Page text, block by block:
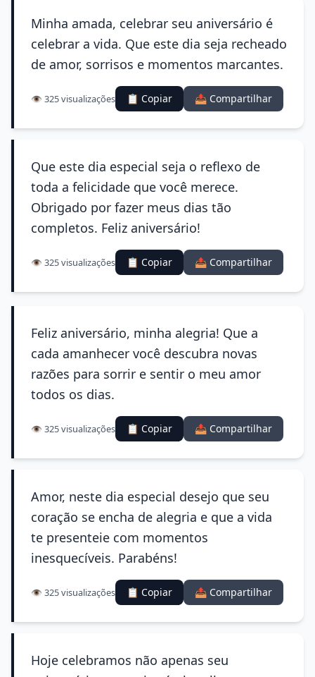
Minha amada, celebrar seu aniversário é
celebrar a vida. Que este dia seja recheado
de amor, sorrisos e momentos marcantes.
👁️ 325 visualizações 📋 Copiar 📤 Compartilhar
Que este dia especial seja o reflexo de
toda a felicidade que você merece.
Obrigado por fazer meus dias tão
completos. Feliz aniversário!
👁️ 325 visualizações 📋 Copiar 📤 Compartilhar
Feliz aniversário, minha alegria! Que a
cada amanhecer você descubra novas
razões para sorrir e sentir o meu amor
todos os dias.
👁️ 325 visualizações 📋 Copiar 📤 Compartilhar
Amor, neste dia especial desejo que seu
coração se encha de alegria e que a vida
te presenteie com momentos
inesquecíveis. Parabéns!
👁️ 325 visualizações 📋 Copiar 📤 Compartilhar
Hoje celebramos não apenas seu